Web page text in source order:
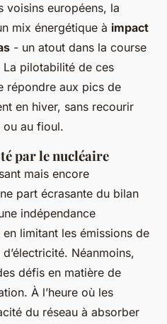
voisins européens, la
mix énergétique à impact
- un atout dans la course
pilotabilité de ces
répondre aux pics de
en hiver, sans recourir
ou au fioul.
par le nucléaire
mais encore
part écrasante du bilan
indépendance
limitant les émissions de
Néanmoins,
défis en matière de
À l’heure où les
du réseau à absorber